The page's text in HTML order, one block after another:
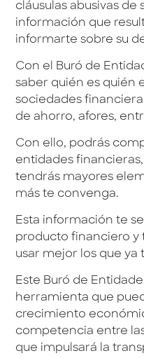
cláusulas abusivas de
información que
informarte sobre su
Con el Buró de
saber quién es quién
sociedades
de ahorro, afores,
Con ello, podrás
entidades
tendrás mayores
más te convenga.
Esta información te
producto financiero y
usar mejor los que ya
Este Buró de
herramienta que
crecimiento
competencia entre
que impulsará la